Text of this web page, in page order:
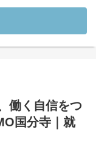
作業など）
成
働く自信をつ
国分寺｜就